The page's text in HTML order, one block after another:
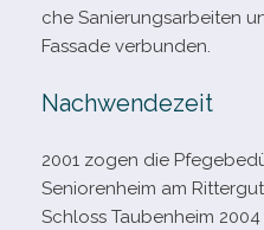
che Sanierungsarbeiten
Fassade verbunden.
Nachwendezeit
2001 zogen die
Seniorenheim am
Schloss Taubenheim